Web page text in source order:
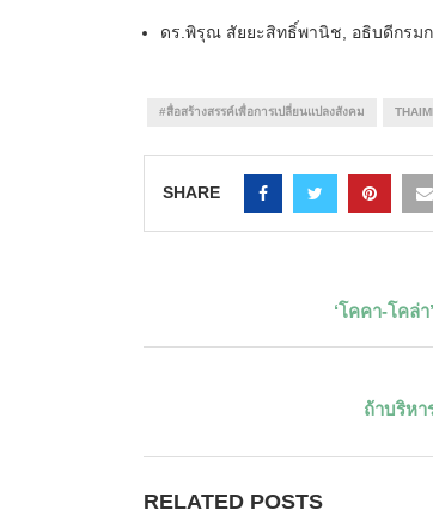
ดร.พิรุณ สัยยะสิทธิ์พานิช, อธิบดีกรม
#สื่อสร้างสรรค์เพื่อการเปลี่ยนแปลงสังคม
SHARE
‘โคคา-โคล่
ถ้าบริหา
RELATED POSTS